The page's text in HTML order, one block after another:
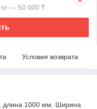
— 50 000 ₸
Условия возврата
длина 1000 мм. Ширина